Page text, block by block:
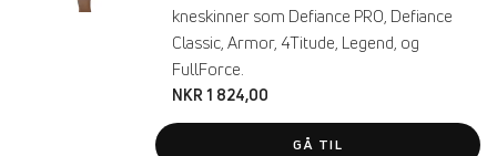
kneskinner som Defiance PRO, Defiance
Classic, Armor, 4Titude, Legend, og
FullForce.
NKR 1 824,00
GÅ TIL